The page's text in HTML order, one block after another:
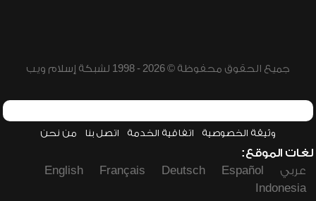
جميع الحقوق محفوظة © 2026 - 1998 لشبكة إسلام ويب
وثيقة الخصوصية اتفاقية الخدمة اتصل بنا من نحن
لغات الموقع:
عربي
Español
Deutsch
Français
English
Indonesia